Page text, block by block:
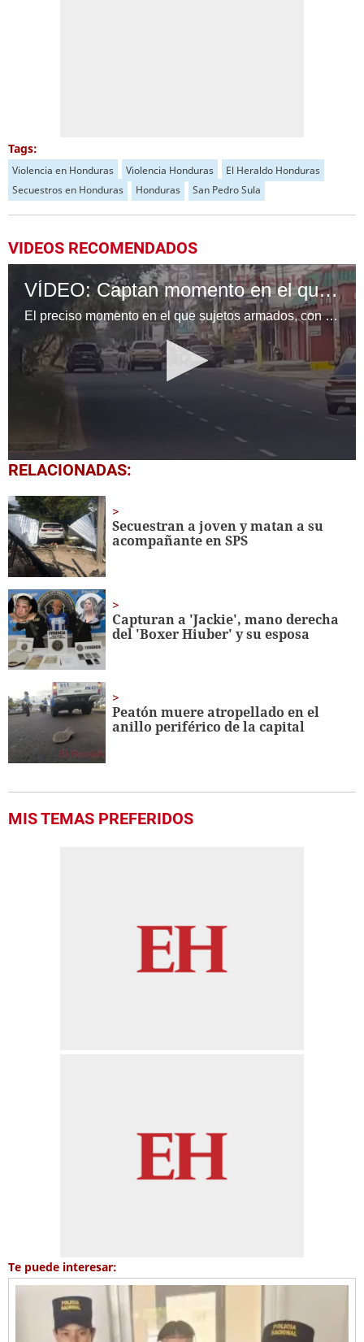
Tags:
Violencia en Honduras Violencia Honduras
El Heraldo Honduras
Secuestros en Honduras
Honduras San Pedro Sula
VIDEOS RECOMENDADOS
VÍDEO: Captan momento en el que sujetos asesinan a dos hombres en San Pedro Sula
El preciso momento en el que sujetos armados, con chalecos antibalas y capuchas, se bajan de una camioneta y asesinan a dos hombres en la Avenida Circunvalación de San Pedro Sula, Honduras, quedó captado en vídeo.
0
seconds
48
seconds
RELACIONADAS:
Secuestran a joven y matan a su
acompañante en SPS
Capturan a 'Jackie', mano derecha
del 'Boxer Hiuber' y su esposa
Peatón muere atropellado en el
anillo periférico de la capital
MIS TEMAS PREFERIDOS
Te puede interesar: